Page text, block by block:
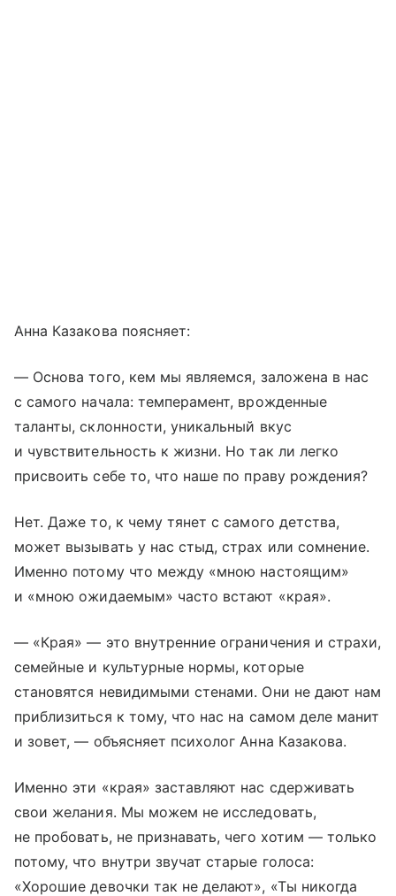
Анна Казакова поясняет:
— Основа того, кем мы являемся, заложена в нас
с самого начала: темперамент, врожденные
таланты, склонности, уникальный вкус
и чувствительность к жизни. Но так ли легко
присвоить себе то, что наше по праву рождения?
Нет. Даже то, к чему тянет с самого детства,
может вызывать у нас стыд, страх или сомнение.
Именно потому что между «мною настоящим»
и «мною ожидаемым» часто встают «края».
— «Края» — это внутренние ограничения и страхи,
семейные и культурные нормы, которые
становятся невидимыми стенами. Они не дают нам
приблизиться к тому, что нас на самом деле манит
и зовет, — объясняет психолог Анна Казакова.
Именно эти «края» заставляют нас сдерживать
свои желания. Мы можем не исследовать,
не пробовать, не признавать, чего хотим — только
потому, что внутри звучат старые голоса:
«Хорошие девочки так не делают», «Ты никогда